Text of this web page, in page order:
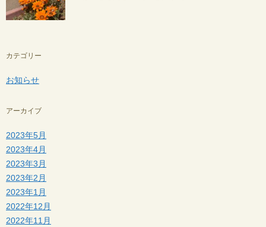
カテゴリー
お知らせ
アーカイブ
2023年5月
2023年4月
2023年3月
2023年2月
2023年1月
2022年12月
2022年11月